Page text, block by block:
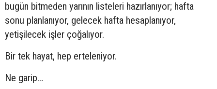
bugün bitmeden yarının listeleri hazırlanıyor; hafta
sonu planlanıyor, gelecek hafta hesaplanıyor,
yetişilecek işler çoğalıyor.
Bir tek hayat, hep erteleniyor.
Ne garip…